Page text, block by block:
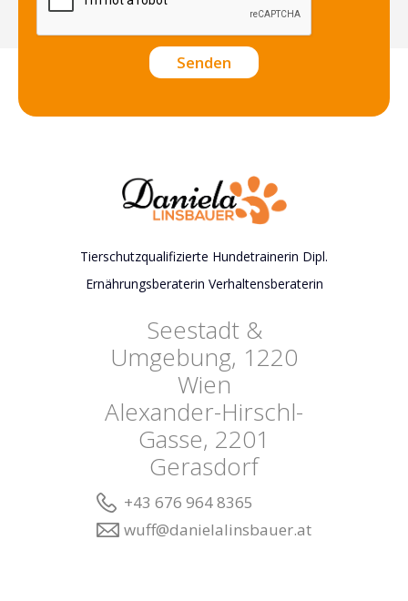
Tierschutzqualifizierte Hundetrainerin Dipl.
Ernährungsberaterin Verhaltensberaterin
Seestadt &
Umgebung, 1220
Wien
Alexander-Hirschl-
Gasse, 2201
Gerasdorf
+43 676 964 8365
wuff@danielalinsbauer.at